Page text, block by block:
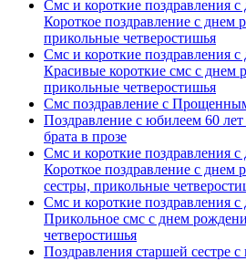
Смс и короткие поздравления с
Короткое поздравление с днем
прикольные четверостишья
Смс и короткие поздравления с
Красивые короткие смс с днем
прикольные четверостишья
Смс поздравление с
Поздравление с юбилеем 60 лет
брата в прозе
Смс и короткие поздравления с
Короткое поздравление с днем
сестры, прикольные
Смс и короткие поздравления с
Прикольное смс с днем
четверостишья
Поздравления старшей сестре